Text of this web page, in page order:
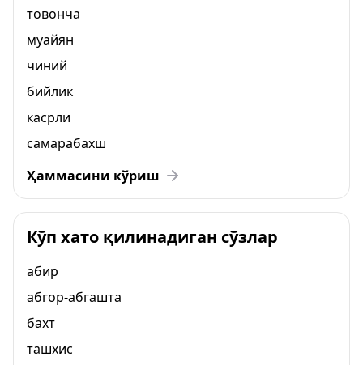
товонча
муайян
чиний
бийлик
касрли
самарабахш
Ҳаммасини кўриш
Кўп хато қилинадиган сўзлар
абир
абгор-абгашта
бахт
ташхис